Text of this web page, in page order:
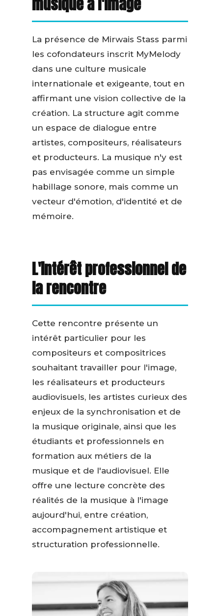
La présence de Mirwais Stass parmi
les cofondateurs inscrit MyMelody
dans une culture musicale
internationale et exigeante, tout en
affirmant une vision collective de la
création. La structure agit comme
un espace de dialogue entre
artistes, compositeurs, réalisateurs
et producteurs. La musique n'y est
pas envisagée comme un simple
habillage sonore, mais comme un
vecteur d'émotion, d'identité et de
mémoire.
L'intérêt professionnel de
la rencontre
Cette rencontre présente un
intérêt particulier pour les
compositeurs et compositrices
souhaitant travailler pour l'image,
les réalisateurs et producteurs
audiovisuels, les artistes curieux des
enjeux de la synchronisation et de
la musique originale, ainsi que les
étudiants et professionnels en
formation aux métiers de la
musique et de l'audiovisuel. Elle
offre une lecture concrète des
réalités de la musique à l'image
aujourd'hui, entre création,
accompagnement artistique et
structuration professionnelle.